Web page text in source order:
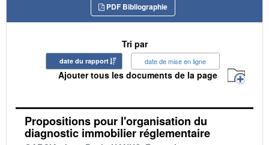
PDF Bibliographie
Tri par
date du rapport date de mise en ligne
Ajouter tous les documents de la page
Propositions pour l'organisation du
diagnostic immobilier réglementaire